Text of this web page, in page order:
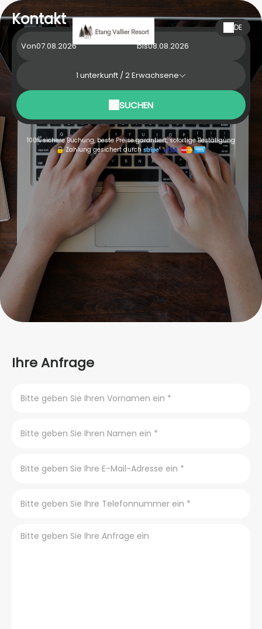
DE
Kontakt
Von bis
1 unterkunft /2Erwachsene
SUCHEN
100% sichere Buchung, beste Preise garantiert, sofortige Bestätigung
Zahlung gesichert durch
Ihre Anfrage